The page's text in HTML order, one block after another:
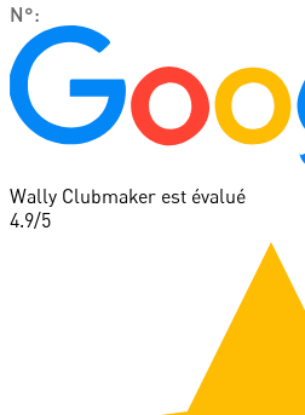
N°:
Wally Clubmaker est évalué
4.9/5